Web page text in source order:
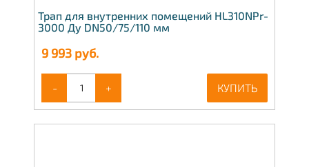
Трап для внутренних помещений HL310NPr-
3000 Ду DN50/75/110 мм
9 993 руб.
- + КУПИТЬ